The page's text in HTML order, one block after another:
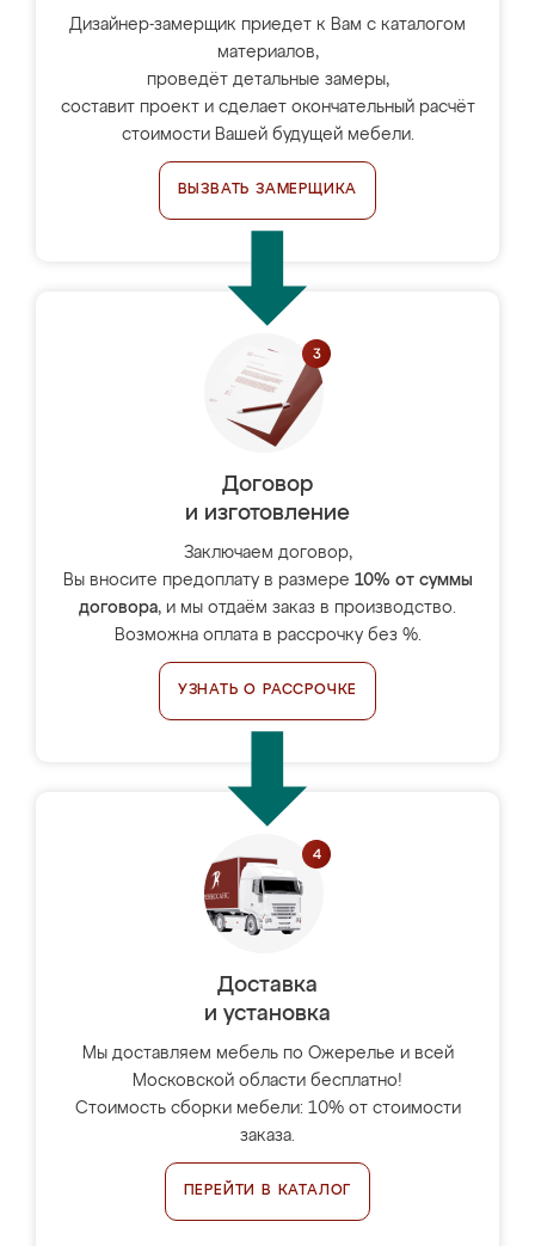
Дизайнер-замерщик приедет к Вам с каталогом
материалов,
проведёт детальные замеры,
составит проект и сделает окончательный расчёт
стоимости Вашей будущей мебели.
ВЫЗВАТЬ ЗАМЕРЩИКА
Договор
и изготовление
Заключаем договор,
Вы вносите предоплату в размере 10% от суммы
договора, и мы отдаём заказ в производство.
Возможна оплата в рассрочку без %.
УЗНАТЬ О РАССРОЧКЕ
Доставка
и установка
Мы доставляем мебель по Ожерелье и всей
Московской области бесплатно!
Стоимость сборки мебели: 10% от стоимости
заказа.
ПЕРЕЙТИ В КАТАЛОГ